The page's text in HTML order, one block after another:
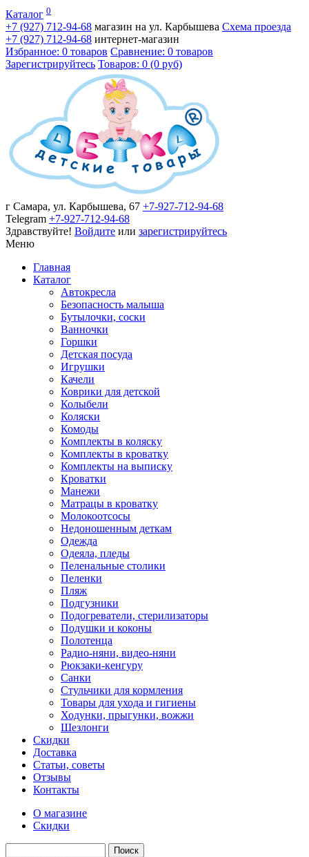
Каталог 0
+7 (927) 712-94-68 магазин на ул. Карбышева Схема проезда
+7 (927) 712-94-68 интернет-магазин
Избранное: 0 товаров Сравнение: 0 товаров
Зарегистрируйтесь Товаров: 0 (0 руб)
г Самара, ул. Карбышева, 67 +7-927-712-94-68
Telegram +7-927-712-94-68
Здравствуйте! Войдите или зарегистрируйтесь
Меню
Главная
Каталог
Автокресла
Безопасность малыша
Бутылочки, соски
Ванночки
Горшки
Детская посуда
Игрушки
Качели
Коврики для детской
Колыбели
Коляски
Комоды
Комплекты в коляску
Комплекты в кроватку
Комплекты на выписку
Кроватки
Манежи
Матрацы в кроватку
Молокоотсосы
Недоношенным деткам
Одежда
Одеяла, пледы
Пеленальные столики
Пеленки
Пляж
Подгузники
Подогреватели, стерилизаторы
Подушки и коконы
Полотенца
Радио-няни, видео-няни
Рюкзаки-кенгуру
Санки
Стульчики для кормления
Товары для ухода и гигиены
Ходунки, прыгунки, вожжи
Шезлонги
Скидки
Доставка
Статьи, советы
Отзывы
Контакты
О магазине
Скидки